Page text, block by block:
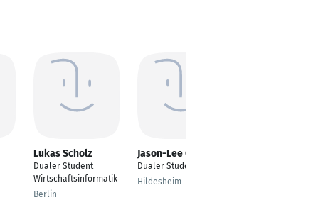
Lukas Scholz
Dualer Student
Wirtschaftsinformatik
Berlin
Jason-Lee Osyra
Dualer Student
Hildesheim